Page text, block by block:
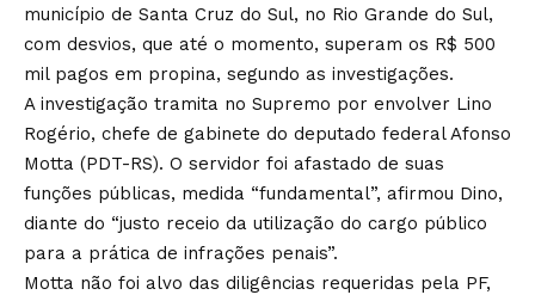
município de Santa Cruz do Sul, no Rio Grande do Sul,
com desvios, que até o momento, superam os R$ 500
mil pagos em propina, segundo as investigações.
A investigação tramita no Supremo por envolver Lino
Rogério, chefe de gabinete do deputado federal Afonso
Motta (PDT-RS). O servidor foi afastado de suas
funções públicas, medida “fundamental”, afirmou Dino,
diante do “justo receio da utilização do cargo público
para a prática de infrações penais”.
Motta não foi alvo das diligências requeridas pela PF,